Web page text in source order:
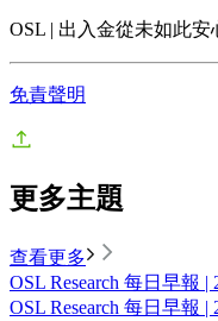
OSL | 出入金從未如此安
免責聲明
更多主題
查看更多
OSL Research 每日早報 |
OSL Research 每日早報 |